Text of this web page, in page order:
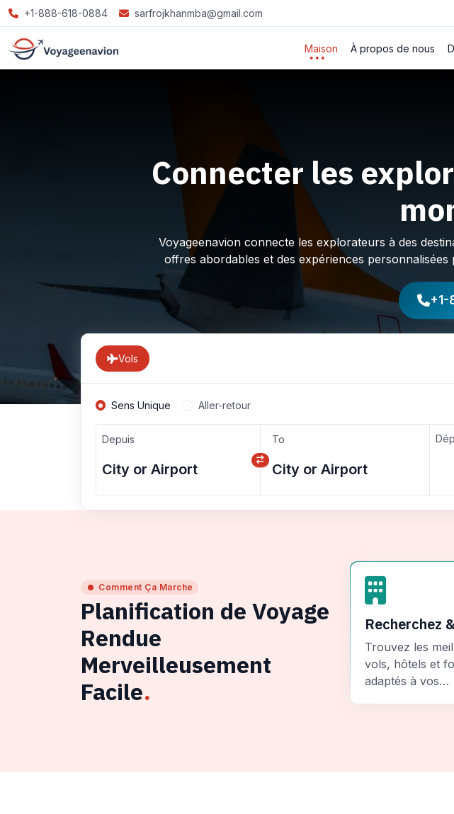
+1-888-618-0884 sarfrojkhanmba@gmail.com
Maison À propos de nous
Connecter les
Voyageenavion connecte les explorateurs à des
offres abordables et des expériences
+1-
Vols
Sens Unique Aller-retour
Depuis To
Comment Ça Marche
Planification de Voyage
Rendue
Merveilleusement
Facile.
Recherchez
Comparez
Trouvez les
vols, hôtels et
adaptés à vos